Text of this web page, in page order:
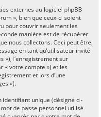
externes au logiciel phpBB
», bien que ceux-ci soient
pour couvrir seulement les
manière est de récupérer
nous collectons. Ceci peut être,
en tant qu’utilisateur invité
»), l’enregistrement sur
« votre compte ») et les
et lors d’une
»).
unique (désigné ci-
de passe personnel utilisé